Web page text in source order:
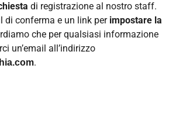
di registrazione al nostro staff.
di conferma e un link per impostare la
che per qualsiasi informazione
un’email all’indirizzo
.